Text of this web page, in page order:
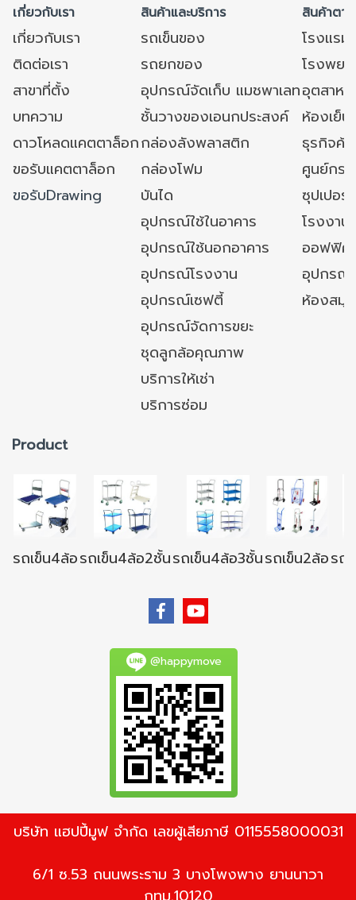
เกี่ยวกับเรา สินค้าและบริการ สินค้าตา
เกี่ยวกับเรา รถเข็นของ
โรงแร
ติดต่อเรา
รถยกของ
โรงพย
สาขาที่ตั้ง
อุปกรณ์จัดเก็บ แมชพาเลทอุตสาหก
บทความ
ชั้นวางของเอนกประสงค์
ห้องเย็
ดาวโหลดแคตตาล็อกกล่องลังพลาสติก
ธุรกิจค้
ขอรับแคตตาล็อก
กล่องโฟม
ศูนย์กร
ขอรับDrawing
บันได
ซุปเปอ
อุปกรณ์ใช้ในอาคาร
โรงงา
อุปกรณ์ใช้นอกอาคาร
ออฟฟิศ/
อุปกรณ์โรงงาน
อุปกรณ์
อุปกรณ์เซฟตี้
ห้องสมุ
อุปกรณ์จัดการขยะ
ชุดลูกล้อคุณภาพ
บริการให้เช่า
บริการซ่อม
Product
รถเข็น4ล้อรถเข็น4ล้อ2ชั้นรถเข็น4ล้อ3ชั้นรถเข็น2ล้อรถ
@happymove
บริษัท แฮปปี้มูฟ จำกัด เลขผู้เสียภาษี 0115558000031
6/1 ซ.53 ถนนพระราม 3 บางโพงพาง ยานนาวา